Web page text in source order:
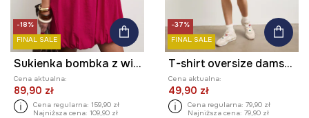
-18%
FINAL SALE
Sukienka bombka z wiskozą gładka
Cena aktualna:
89,90 zł
Cena regularna: 159,90 zł
Najniższa cena: 109,90 zł
-37%
FINAL SALE
T-shirt oversize damski bawełniany
Cena aktualna:
49,90 zł
Cena regularna: 79,90 zł
Najniższa cena: 79,90 zł